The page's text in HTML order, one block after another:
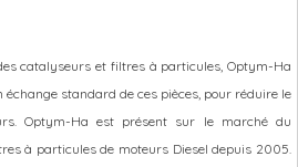
catalyseurs et filtres à particules, Optym-Ha
standard de ces pièces, pour réduire le
Optym-Ha est présent sur le marché du
à particules de moteurs Diesel depuis 2005.